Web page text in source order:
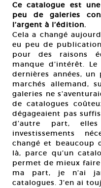
Ce catalogue est
peu de galeries
l’argent à l’édition.
Cela a changé
eu peu de
pour des raisons
manque d’intérêt.
dernières années,
marchés allemand,
galeries ne
de catalogues
dégageaient pas
d’autre part,
investissements
changé et beaucoup
là, parce qu’un
permet de mieux
ma part, je n’ai
catalogues. J’en ai